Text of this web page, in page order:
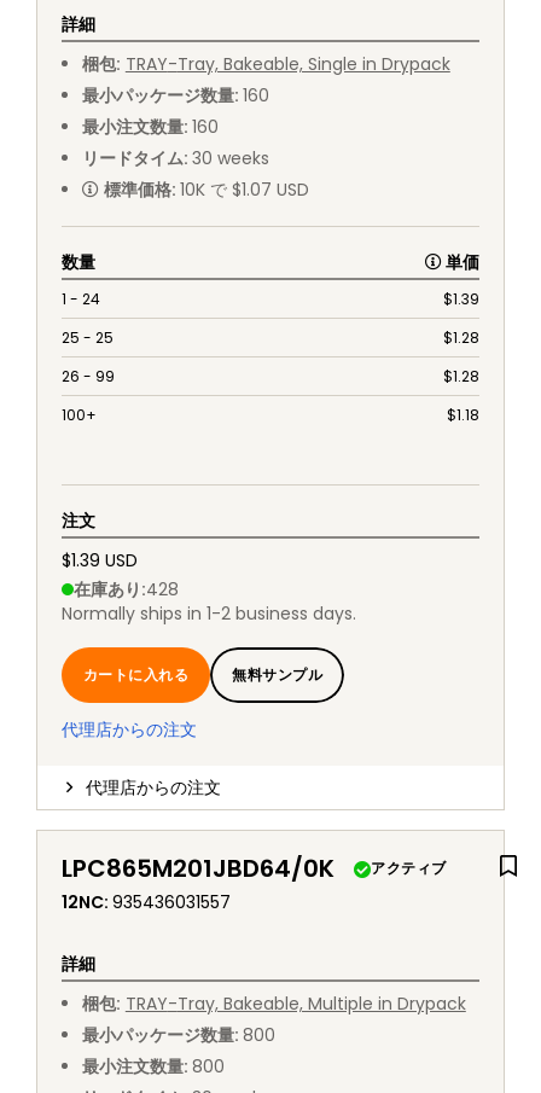
詳細
梱包: TRAY-Tray, Bakeable, Single in Drypack
最小パッケージ数量: 160
最小注文数量: 160
リードタイム: 30 weeks
標準価格: 10K で $1.07 USD
数量 単価
1 - 24 $1.39
25 - 25
$1.28
26 - 99
$1.28
100+
$1.18
注文
$1.39 USD
在庫あり :428
Normally ships in 1-2 business days.
カートに入れる 無料サンプル
代理店からの注文
代理店からの注文
LPC865M201JBD64/0K アクティブ
12NC: 935436031557
詳細
梱包: TRAY-Tray, Bakeable, Multiple in Drypack
最小パッケージ数量: 800
最小注文数量: 800